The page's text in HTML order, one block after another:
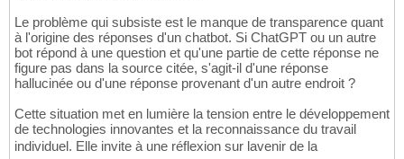
Le problème qui subsiste est le manque de transparence quant
à l'origine des réponses d'un chatbot. Si ChatGPT ou un autre
bot répond à une question et qu'une partie de cette réponse ne
figure pas dans la source citée, s'agit-il d'une réponse
hallucinée ou d'une réponse provenant d'un autre endroit ?
Cette situation met en lumière la tension entre le développement
de technologies innovantes et la reconnaissance du travail
individuel. Elle invite à une réflexion sur lavenir de la